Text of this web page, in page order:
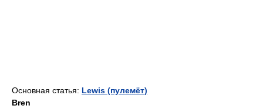
Основная статья: Lewis (пулемёт)
Bren